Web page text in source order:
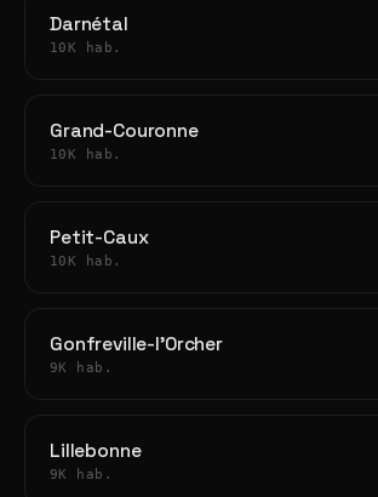
Darnétal
10K hab.
Grand-Couronne
10K hab.
Petit-Caux
10K hab.
Gonfreville-l'Orcher
9K hab.
Lillebonne
9K hab.